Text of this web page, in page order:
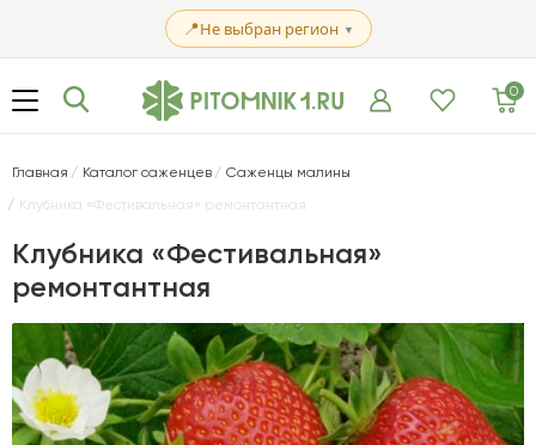
📍Не выбран регион ▼
0
Главная Каталог саженцев
Саженцы малины
Клубника «Фестивальная» ремонтантная
Клубника «Фестивальная»
ремонтантная